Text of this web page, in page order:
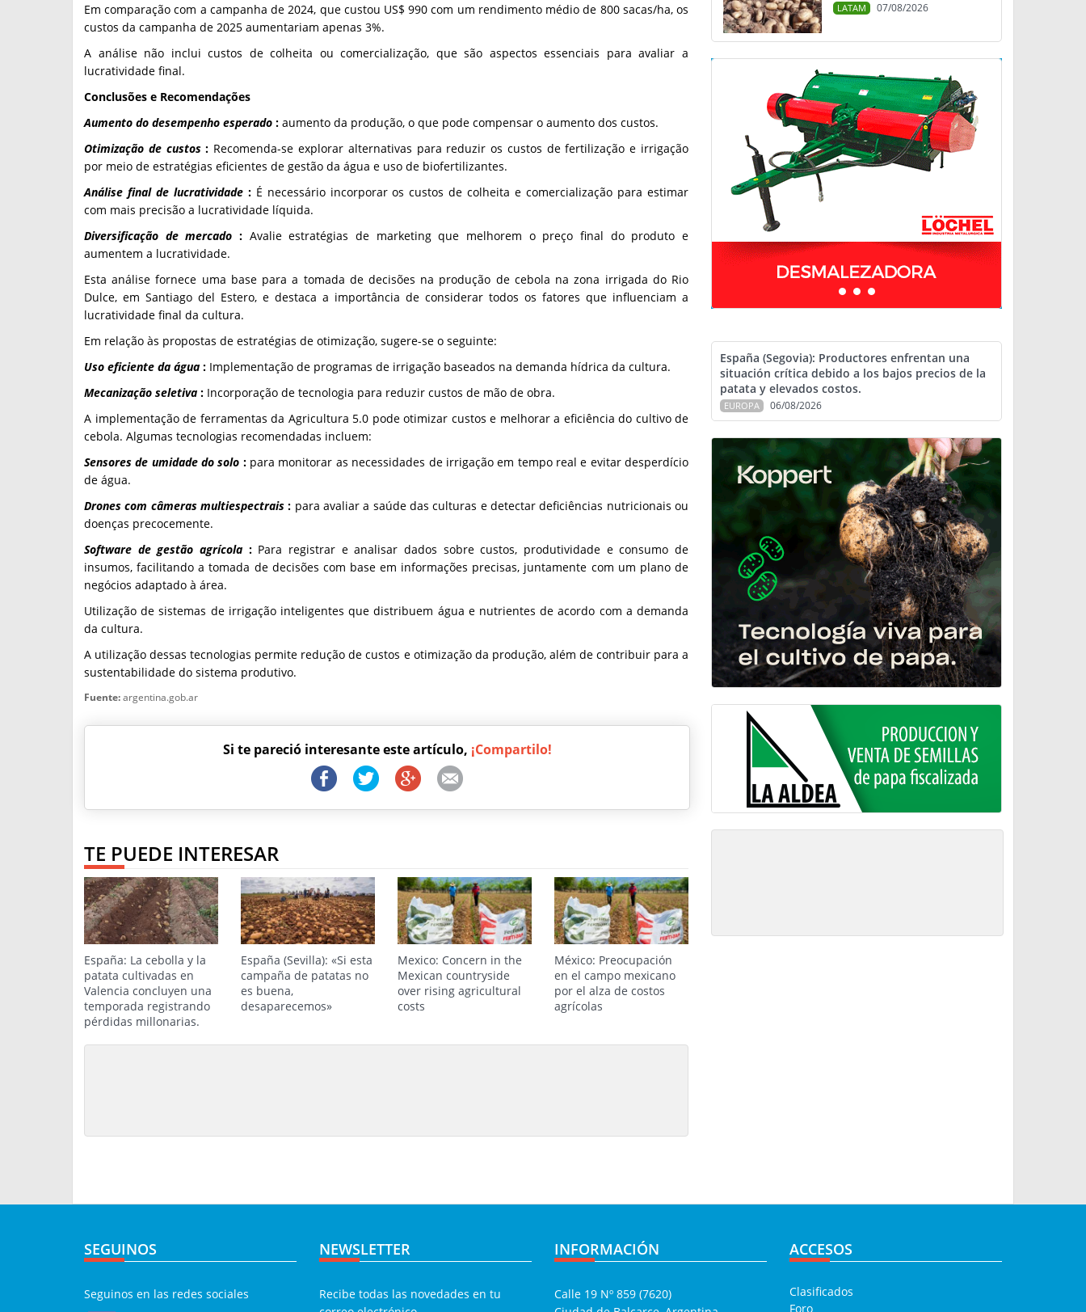
Em comparação com a campanha de 2024, que custou US$ 990 com um rendimento médio de 800 sacas/ha, os
custos da campanha de 2025 aumentariam apenas 3%.
A análise não inclui custos de colheita ou comercialização, que são aspectos essenciais para avaliar a
lucratividade final.
Conclusões e Recomendações
Aumento do desempenho esperado : aumento da produção, o que pode compensar o aumento dos custos.
Otimização de custos: Recomenda-se explorar alternativas para reduzir os custos de fertilização e irrigação
por meio de estratégias eficientes de gestão da água e uso de biofertilizantes.
Análise final de lucratividade:É necessário incorporar os custos de colheita e comercialização para estimar
com mais precisão a lucratividade líquida.
Diversificação de mercado : Avalie estratégias de marketing que melhorem o preço final do produto e
aumentem a lucratividade.
Esta análise fornece uma base para a tomada de decisões na produção de cebola na zona irrigada do Rio
Dulce, em Santiago del Estero, e destaca a importância de considerar todos os fatores que influenciam a
lucratividade final da cultura.
Em relação às propostas de estratégias de otimização, sugere-se o seguinte:
Uso eficiente da água : Implementação de programas de irrigação baseados na demanda hídrica da cultura.
Mecanização seletiva : Incorporação de tecnologia para reduzir custos de mão de obra.
A implementação de ferramentas da Agricultura 5.0 pode otimizar custos e melhorar a eficiência do cultivo de
cebola. Algumas tecnologias recomendadas incluem:
Sensores de umidade do solo :para monitorar as necessidades de irrigação em tempo real e evitar desperdício
de água.
Drones com câmeras multiespectrais : para avaliar a saúde das culturas e detectar deficiências nutricionais ou
doenças precocemente.
Software de gestão agrícola :Para registrar e analisar dados sobre custos, produtividade e consumo de
insumos, facilitando a tomada de decisões com base em informações precisas, juntamente com um plano de
negócios adaptado à área.
Utilização de sistemas de irrigação inteligentes que distribuem água e nutrientes de acordo com a demanda
da cultura.
A utilização dessas tecnologias permite redução de custos e otimização da produção, além de contribuir para a
sustentabilidade do sistema produtivo.
Fuente:argentina.gob.ar
Si te pareció interesante este artículo, ¡Compartilo!
TE PUEDE INTERESAR
España: La cebolla y la
patata cultivadas en
Valencia concluyen una
temporada registrando
pérdidas millonarias.
España (Sevilla): «Si esta
campaña de patatas no
es buena,
desaparecemos»
Mexico: Concern in the
Mexican countryside
over rising agricultural
costs
México: Preocupación
en el campo mexicano
por el alza de costos
agrícolas
LATAM 07/08/2026
España (Segovia): Productores enfrentan una
situación crítica debido a los bajos precios de la
patata y elevados costos.
EUROPA 06/08/2026
SEGUINOS
Seguinos en las redes sociales
NEWSLETTER
Recibe todas las novedades en tu
INFORMACIÓN
Calle 19 Nº 859 (7620)
ACCESOS
Clasificados
Foro